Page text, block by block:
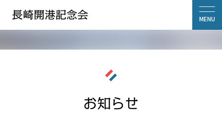
長崎開港記念会 MENU
お知らせ